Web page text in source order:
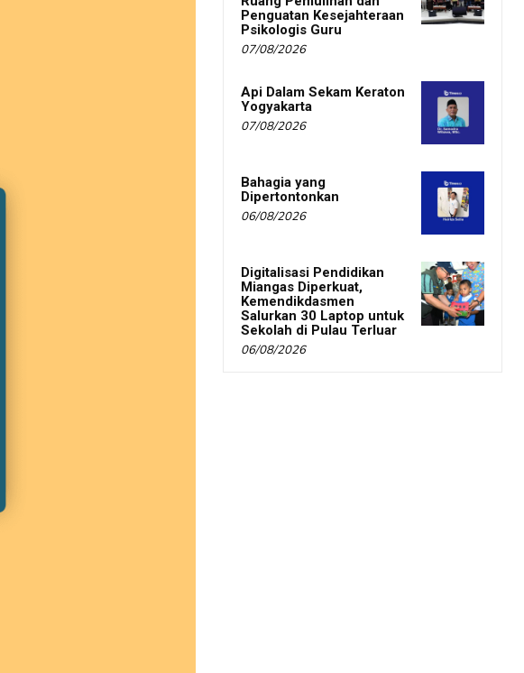
Penguatan Kesejahteraan
Psikologis Guru
07/08/2026
Api Dalam Sekam Keraton
Yogyakarta
07/08/2026
Bahagia yang
Dipertontonkan
06/08/2026
Digitalisasi Pendidikan
Miangas Diperkuat,
Kemendikdasmen
Salurkan 30 Laptop untuk
Sekolah di Pulau Terluar
06/08/2026